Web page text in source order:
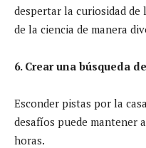
despertar la curiosidad
de la ciencia de manera
6. Crear una búsqueda
Esconder pistas por la
desafíos puede mantener
horas.